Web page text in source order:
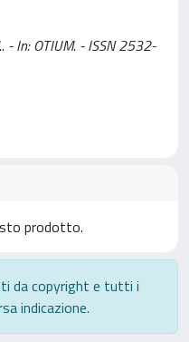
- In: OTIUM. - ISSN 2532-
prodotto.
da copyright e tutti i
indicazione.